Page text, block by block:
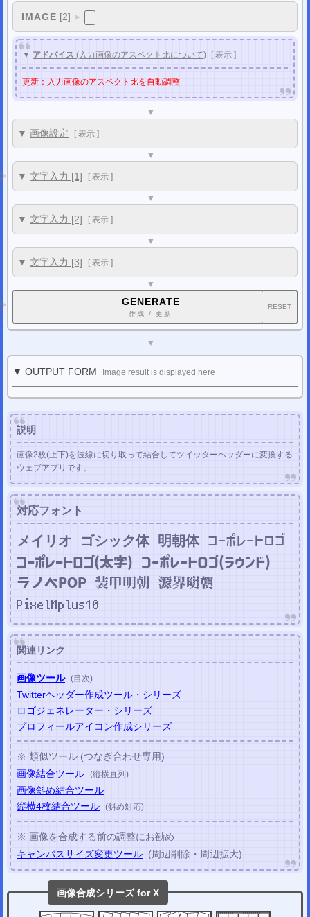
IMAGE [2] ▼
▼ アドバイス (入力画像のアスペクト比について) [ 表示 ]
更新：入力画像のアスペクト比を自動調整
▼
▼ 画像設定 [ 表示 ]
▼
▼ 文字入力 [1] [ 表示 ]
▼
▼ 文字入力 [2] [ 表示 ]
▼
▼ 文字入力 [3] [ 表示 ]
▼
RESET
GENERATE
作成 / 更新
▼
▼ OUTPUT FORM Image result is displayed here
説明
画像2枚(上下)を波線に切り取って結合してツイッターヘッダーに変換する
ウェブアプリです。
対応フォント
メイリオ ゴシック体 明朝体
コーポレートロゴ
コーポレートロゴ(太字)
コーポレートロゴ(ラウンド)
ラノベPOP 装甲明朝 源界明朝
PixelMplus10
関連リンク
画像ツール (目次)
Twitterヘッダー作成ツール・シリーズ
ロゴジェネレーター・シリーズ
プロフィールアイコン作成シリーズ
※ 類似ツール (つなぎ合わせ専用)
画像結合ツール (縦横直列)
画像斜め結合ツール
縦横4枚結合ツール (斜め対応)
※ 画像を合成する前の調整にお勧め
キャンバスサイズ変更ツール (周辺削除・周辺拡大)
画像合成シリーズ for X